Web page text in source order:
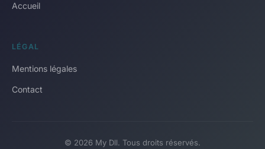
Accueil
LÉGAL
Mentions légales
Contact
© 2026 My Dll. Tous droits réservés.